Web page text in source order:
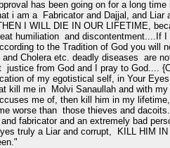
has been going on for a long
i am a Fabricator and Dajjal, and
I WILL DIE IN OUR LIFETIME,
humiliation and discontentment....If
to the Tradition of God you
Cholera etc. deadly diseases are
from God and I pray to God....
of my egotistical self, in Your
me in Molvi Sanaullah and with
me of, then kill him in my
worse than those thieves and
fabricator and an extremely bad
truly a Liar and corrupt, KILL HIM